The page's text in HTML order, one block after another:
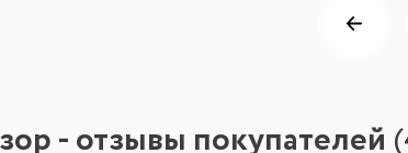
- отзывы покупателей (